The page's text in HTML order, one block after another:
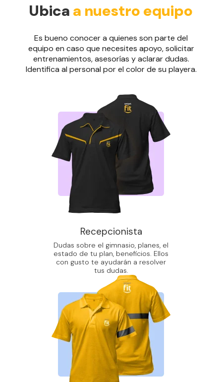
Ubica a nuestro equipo
Es bueno conocer a quienes son parte del
equipo en caso que necesites apoyo, solicitar
entrenamientos, asesorías y aclarar dudas.
Identifica al personal por el color de su playera.
Recepcionista
Dudas sobre el gimnasio, planes, el
estado de tu plan, beneficios. Ellos
con gusto te ayudarán a resolver
tus dudas.